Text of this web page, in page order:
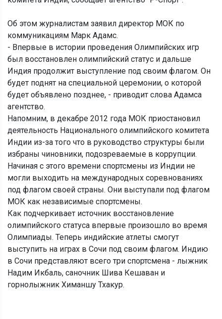
Об этом журналистам заявил директор МОК по
коммуникациям Марк Адамс.
- Впервые в истории проведения Олимпийских игр
был восстановлен олимпийский статус и дальше
Индия продолжит выступление под своим флагом. Он
будет поднят на специальной церемонии, о которой
будет объявлено позднее, - приводит слова Адамса
агентство.
Напомним, в декабре 2012 года МОК приостановил
деятельность Национального олимпийского комитета
Индии из-за того что в руководство структуры были
избраны чиновники, подозреваемые в коррупции.
Начиная с этого времени спортсмены из Индии не
могли выходить на международных соревнованиях
под флагом своей страны. Они выступали под флагом
МОК как независимые спортсмены.
Как подчеркивает источник восстановление
олимпийского статуса впервые произошло во время
Олимпиады. Теперь индийские атлеты смогут
выступить на играх в Сочи под своим флагом. Индию
в Сочи представляют всего три спортсмена - лыжник
Надим Икбаль, саночник Шива Кешаван и
горнолыжник Химаншу Тхакур.